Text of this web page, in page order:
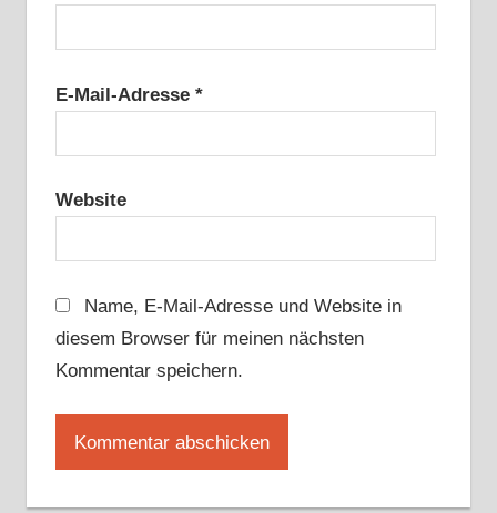
E-Mail-Adresse *
Website
Name, E-Mail-Adresse und Website in
diesem Browser für meinen nächsten
Kommentar speichern.